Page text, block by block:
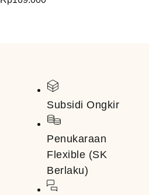
Subsidi Ongkir
Penukaraan
Flexible (SK
Berlaku)